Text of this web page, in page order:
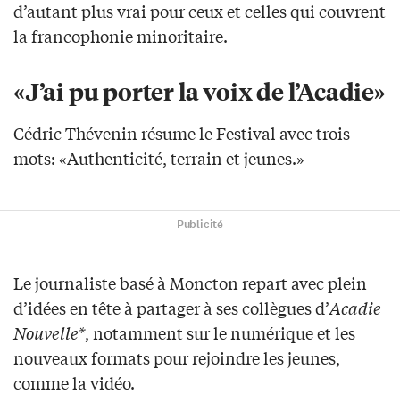
d’autant plus vrai pour ceux et celles qui couvrent
la francophonie minoritaire.
«J’ai pu porter la voix de l’Acadie»
Cédric Thévenin résume le Festival avec trois
mots: «Authenticité, terrain et jeunes.»
Publicité
Le journaliste basé à Moncton repart avec plein
d’idées en tête à partager à ses collègues d’Acadie
Nouvelle*, notamment sur le numérique et les
nouveaux formats pour rejoindre les jeunes,
comme la vidéo.